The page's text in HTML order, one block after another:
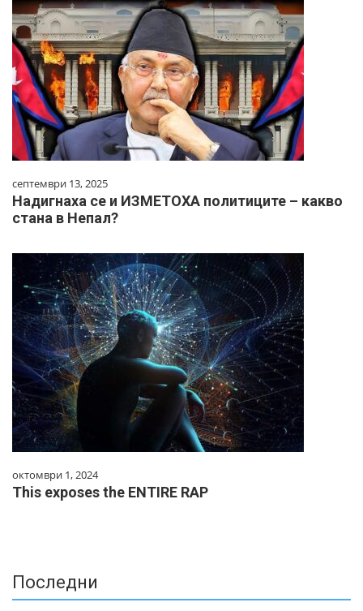
септември 13, 2025
Надигнаха се и ИЗМЕТОХА политиците – какво
стана в Непал?
октомври 1, 2024
This exposes the ENTIRE RAP
Последни